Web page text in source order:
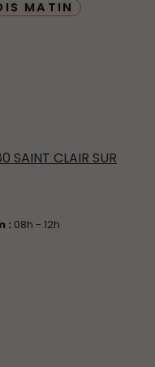
SAINT CLAIR SUR
: 08h - 12h
MATIN